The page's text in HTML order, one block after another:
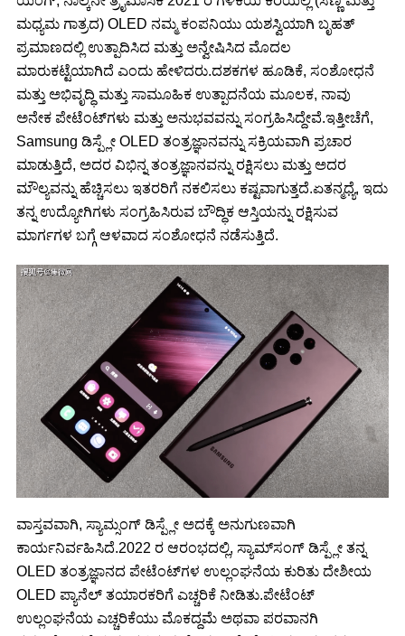
ಮಧ್ಯಮ ಗಾತ್ರದ) OLED ನಮ್ಮ ಕಂಪನಿಯು ಯಶಸ್ವಿಯಾಗಿ ಬೃಹತ್
ಪ್ರಮಾಣದಲ್ಲಿ ಉತ್ಪಾದಿಸಿದ ಮತ್ತು ಅನ್ವೇಷಿಸಿದ ಮೊದಲ
ಮಾರುಕಟ್ಟೆಯಾಗಿದೆ ಎಂದು ಹೇಳಿದರು.ದಶಕಗಳ ಹೂಡಿಕೆ, ಸಂಶೋಧನೆ
ಮತ್ತು ಅಭಿವೃದ್ಧಿ ಮತ್ತು ಸಾಮೂಹಿಕ ಉತ್ಪಾದನೆಯ ಮೂಲಕ, ನಾವು
ಅನೇಕ ಪೇಟೆಂಟ್‌ಗಳು ಮತ್ತು ಅನುಭವವನ್ನು ಸಂಗ್ರಹಿಸಿದ್ದೇವೆ.ಇತ್ತೀಚೆಗೆ,
Samsung ಡಿಸ್ಪ್ಲೇ OLED ತಂತ್ರಜ್ಞಾನವನ್ನು ಸಕ್ರಿಯವಾಗಿ ಪ್ರಚಾರ
ಮಾಡುತ್ತಿದೆ, ಅದರ ವಿಭಿನ್ನ ತಂತ್ರಜ್ಞಾನವನ್ನು ರಕ್ಷಿಸಲು ಮತ್ತು ಅದರ
ಮೌಲ್ಯವನ್ನು ಹೆಚ್ಚಿಸಲು ಇತರರಿಗೆ ನಕಲಿಸಲು ಕಷ್ಟವಾಗುತ್ತದೆ.ಏತನ್ಮಧ್ಯೆ, ಇದು
ತನ್ನ ಉದ್ಯೋಗಿಗಳು ಸಂಗ್ರಹಿಸಿರುವ ಬೌದ್ಧಿಕ ಆಸ್ತಿಯನ್ನು ರಕ್ಷಿಸುವ
ಮಾರ್ಗಗಳ ಬಗ್ಗೆ ಆಳವಾದ ಸಂಶೋಧನೆ ನಡೆಸುತ್ತಿದೆ.
ವಾಸ್ತವವಾಗಿ, ಸ್ಯಾಮ್ಸಂಗ್ ಡಿಸ್ಪ್ಲೇ ಅದಕ್ಕೆ ಅನುಗುಣವಾಗಿ
ಕಾರ್ಯನಿರ್ವಹಿಸಿದೆ.2022 ರ ಆರಂಭದಲ್ಲಿ, ಸ್ಯಾಮ್‌ಸಂಗ್ ಡಿಸ್ಪ್ಲೇ ತನ್ನ
OLED ತಂತ್ರಜ್ಞಾನದ ಪೇಟೆಂಟ್‌ಗಳ ಉಲ್ಲಂಘನೆಯ ಕುರಿತು ದೇಶೀಯ
OLED ಪ್ಯಾನೆಲ್ ತಯಾರಕರಿಗೆ ಎಚ್ಚರಿಕೆ ನೀಡಿತು.ಪೇಟೆಂಟ್
ಉಲ್ಲಂಘನೆಯ ಎಚ್ಚರಿಕೆಯು ಮೊಕದ್ದಮೆ ಅಥವಾ ಪರವಾನಗಿ